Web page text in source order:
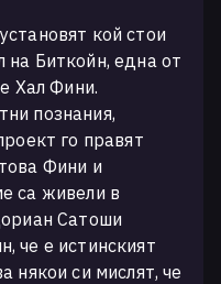
кой стои
на Биткойн, една от
Хал Фини.
познания,
го правят
Фини и
са живели в
Сатоши
че е истинският
някои си мислят, че